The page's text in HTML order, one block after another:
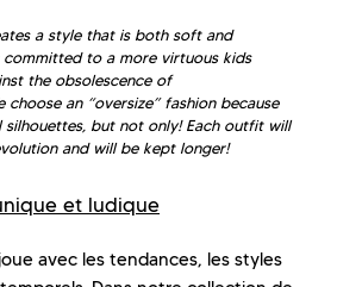
a style that is both soft and
committed to a more virtuous kids
the obsolescence of
choose an “oversize” fashion because
silhouettes, but not only! Each outfit will
and will be kept longer!
et ludique
joue avec les tendances, les styles